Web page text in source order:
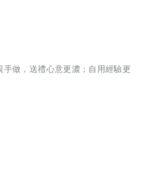
做，送禮心意更濃；自用經驗更